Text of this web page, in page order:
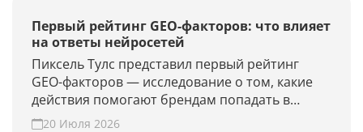
Первый рейтинг GEO-факторов: что влияет
на ответы нейросетей
Пиксель Тулс представил первый рейтинг
GEO-факторов — исследование о том, какие
действия помогают брендам попадать в
ответы нейросетей.
20 Июля 2026